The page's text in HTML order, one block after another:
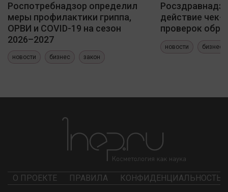
Роспотребнадзор определил
меры профилактики гриппа,
ОРВИ и COVID-19 на сезон
2026–2027
новости бизнес закон
действие чек-
проверок
новости бизнес
О ПРОЕКТЕ ПРАВИЛА КОНФИДЕНЦИАЛЬНОСТЬ